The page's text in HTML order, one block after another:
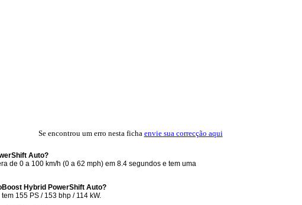
Se encontrou um erro nesta ficha envie sua correcção aqui
Auto?
de 0 a 100 km/h (0 a 62 mph) em 8.4 segundos e tem uma
Hybrid PowerShift Auto?
155 PS / 153 bhp / 114 kW.